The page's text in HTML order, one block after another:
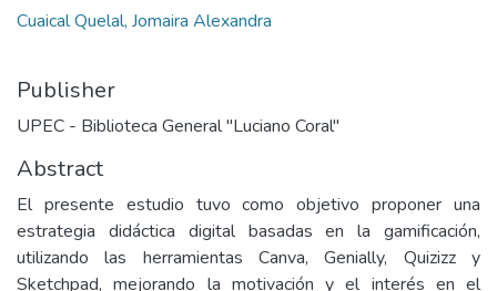
Cuaical Quelal, Jomaira Alexandra
Publisher
UPEC - Biblioteca General "Luciano Coral"
Abstract
El presente estudio tuvo como objetivo proponer una
estrategia didáctica digital basadas en la gamificación,
utilizando las herramientas Canva, Genially, Quizizz y
Sketchpad, mejorando la motivación y el interés en el